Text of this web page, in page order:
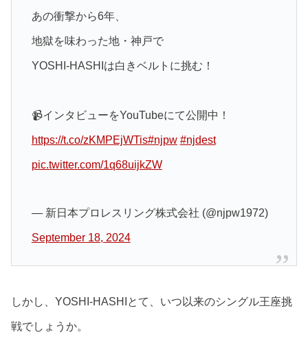
あの衝撃から6年、
地獄を味わった地・神戸で
YOSHI-HASHIは白きベルトに挑む！
📹インタビューをYouTubeにて公開中！
https://t.co/zKMPEjWTis#njpw #njdest
pic.twitter.com/1q68uijkZW
— 新日本プロレスリング株式会社 (@njpw1972)
September 18, 2024
しかし、YOSHI-HASHIとて、いつ以来のシングル王座挑
戦でしょうか。